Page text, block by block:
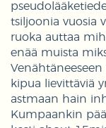
tsiljoonia vuosia
ruoka auttaa
enää muista
kipua lievittäviä
astmaan hain
Kumpaankin